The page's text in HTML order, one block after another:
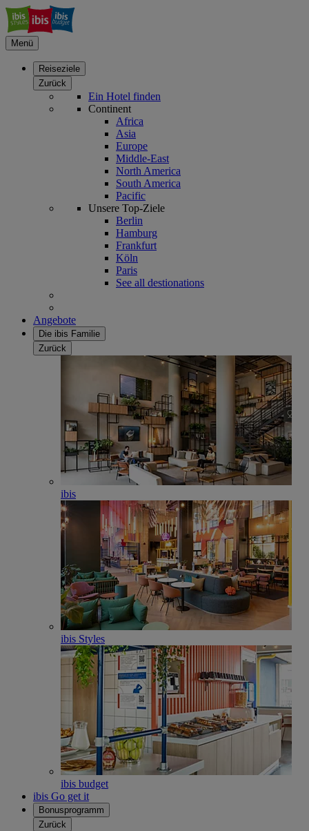
Menü
Reiseziele
Zurück
Ein Hotel finden
Continent
Africa
Asia
Europe
Middle-East
North America
South America
Pacific
Unsere Top-Ziele
Berlin
Hamburg
Frankfurt
Köln
Paris
See all destionations
Angebote
Die ibis Familie
Zurück
ibis
ibis Styles
ibis budget
ibis Go get it
Bonusprogramm
Zurück